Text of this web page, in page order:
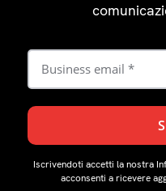
Iscrivendoti accetti la nostra
acconsenti a ricevere